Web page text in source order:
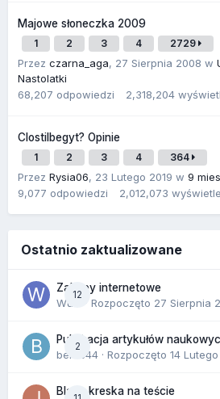
Majowe słoneczka 2009
1 2 3 4 2729
Przez czarna_aga, 27 Sierpnia 2008 w
Nastolatki
68,207 odpowiedzi 2,318,204
Clostilbegyt? Opinie
1 2 3 4 364
Przez Rysia06, 23 Lutego 2019 w 9
9,077 odpowiedzi 2,012,073
Ostatnio zaktualizowane
12
Zakupy internetowe
Wula
· Rozpoczęto 27 Sierpnia
2
Publikacja artykułów
berus44 · Rozpoczęto 14 Lutego
Blada kreska na teście